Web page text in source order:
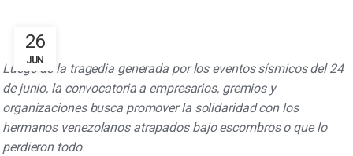
26
JUN
Luego de la tragedia generada por los eventos sísmicos del 24
de junio, la convocatoria a empresarios, gremios y
organizaciones busca promover la solidaridad con los
hermanos venezolanos atrapados bajo escombros o que lo
perdieron todo.